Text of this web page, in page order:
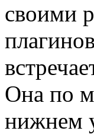
своими
Она по
нижнем